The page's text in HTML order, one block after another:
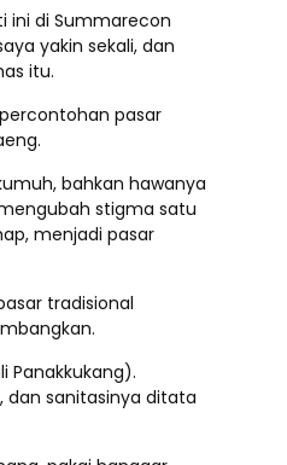
ini di Summarecon
yakin sekali, dan
itu.
pasar
bahkan hawanya
stigma satu
menjadi pasar
tradisional
Panakkukang).
dan sanitasinya ditata